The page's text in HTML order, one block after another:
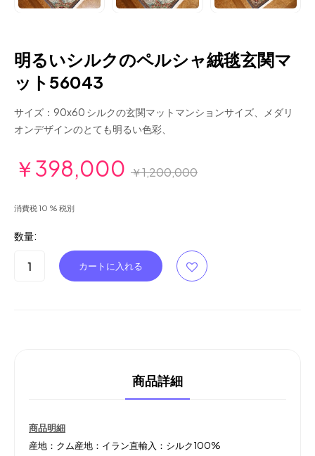
明るいシルクのペルシャ絨毯玄関マ
ット56043
サイズ：90x60 シルクの玄関マットマンションサイズ、メダリ
オンデザインのとても明るい色彩、
￥398,000 ￥1,200,000
消費税 10 % 税別
数量:
商品詳細
商品明細
産地：クム産地：イラン直輸入：シルク100%